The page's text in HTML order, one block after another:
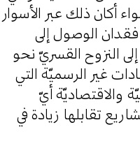
أكان ذلك عبر الأسوار
الوصول إلى
النزوح القسريّ نحو
غير الرسميّة التي
والاقتصاديّة أيّ
تقابلها زيادة في